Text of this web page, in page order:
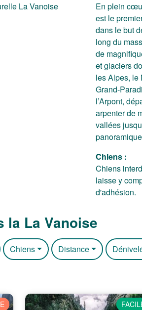
En plein
est le
dans le but
long du
de
et glaciers
les Alpes, le
Grand-
l’Arpont,
arpenter de
vallées
Chiens :
Chiens
laisse y
d'adhésion.
la La Vanoise
Chiens Distance